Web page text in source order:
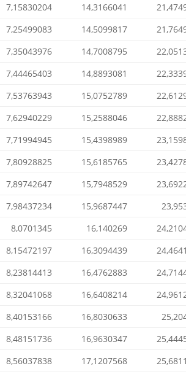
7,15830204 14,3166041
7,25499083 14,5099817
7,35043976 14,7008795
7,44465403 14,8893081
7,53763943 15,0752789
7,62940229 15,2588046
7,71994945 15,4398989
7,80928825 15,6185765
7,89742647 15,7948529
7,98437234 15,9687447
8,0701345 16,140269
8,15472197 16,3094439
8,23814413 16,4762883
8,32041068 16,6408214
8,40153166 16,8030633
8,48151736 16,9630347
8,56037838 17,1207568